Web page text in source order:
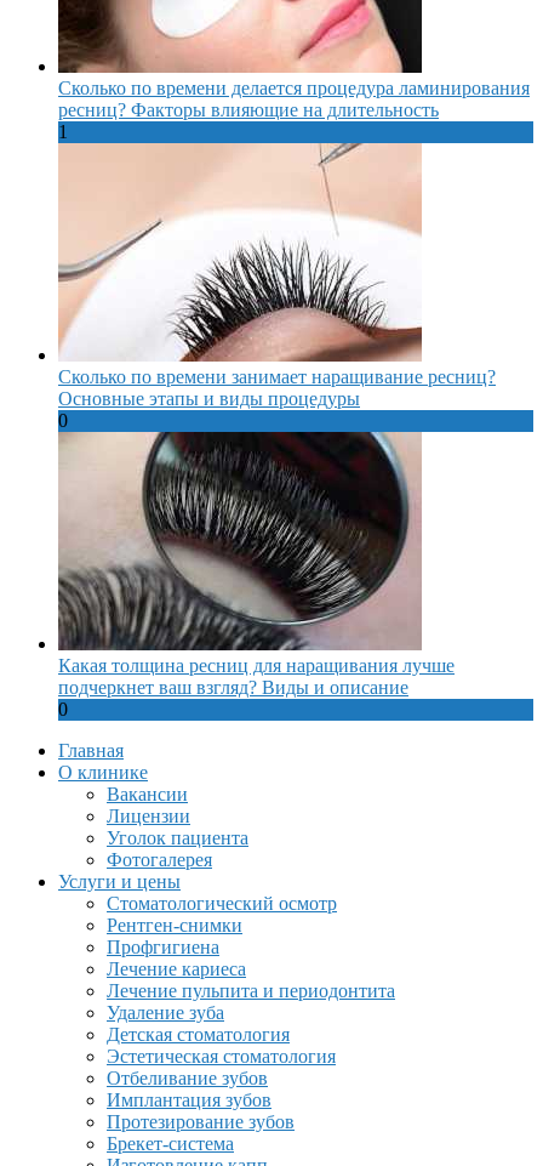
Сколько по времени делается процедура ламинирования
ресниц? Факторы влияющие на длительность
1
Сколько по времени занимает наращивание ресниц?
Основные этапы и виды процедуры
0
Какая толщина ресниц для наращивания лучше
подчеркнет ваш взгляд? Виды и описание
0
Главная
О клинике
Вакансии
Лицензии
Уголок пациента
Фотогалерея
Услуги и цены
Стоматологический осмотр
Рентген-снимки
Профгигиена
Лечение кариеса
Лечение пульпита и периодонтита
Удаление зуба
Детская стоматология
Эстетическая стоматология
Отбеливание зубов
Имплантация зубов
Протезирование зубов
Брекет-система